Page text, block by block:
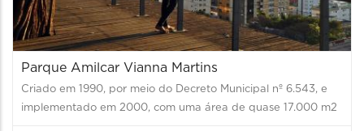
Parque Amilcar Vianna Martins
Criado em 1990, por meio do Decreto Municipal nº 6.543, e
implementado em 2000, com uma área de quase 17.000 m2